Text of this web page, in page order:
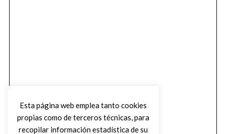
Esta página web emplea tanto cookies
propias como de terceros técnicas, para
recopilar información estadística de su